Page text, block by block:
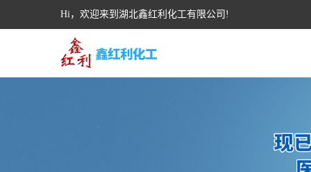
Hi，欢迎来到湖北鑫红利化工有限公司!